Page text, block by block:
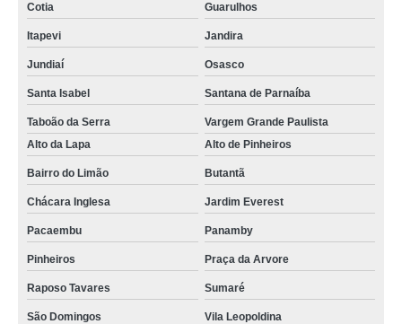
Cotia Guarulhos
Itapevi Jandira
Jundiaí Osasco
Santa Isabel Santana de Parnaíba
Taboão da Serra
Vargem Grande Paulista
Alto da Lapa
Alto de Pinheiros
Bairro do Limão Butantã
Chácara Inglesa Jardim Everest
Pacaembu Panamby
Pinheiros Praça da Arvore
Raposo Tavares Sumaré
São Domingos Vila Leopoldina